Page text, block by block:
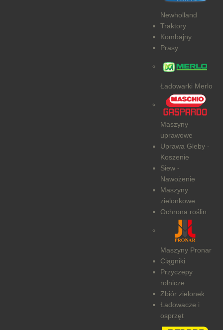
Newholland
Traktory
Kombajny
Prasy
Ładowarki Merlo
Maszyny
uprawowe
Uprawa Gleby -
Koszenie
Siew -
Nawożenie
Maszyny
zielonkowe
Ochrona roślin
Maszyny Pronar
Ciągniki
Przyczepy
rolnicze
Zbiór zielonek
Ładowacze i
osprzęt